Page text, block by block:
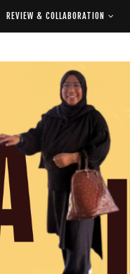
REVIEW & COLLABORATION